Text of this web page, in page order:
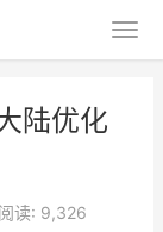
陆优化
阅读: 9,326